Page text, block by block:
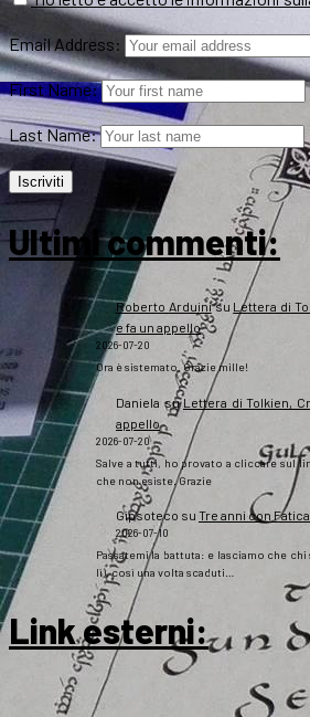
Email Address:
First Name:
Last Name:
Ultimi commenti:
Roberto Arduinisu Lettera di
e fa un appello
2026-07-20
Ora è sistemato. Grazie mille!
Daniela suLettera di Tolkien,
appello
2026-07-20
Salve a tutti, ho provato a cliccare sul
che non esiste. Grazie
Gipsoteco su Tre anni con
2026-07-10
Passatemi la battuta: e lasciamo che
lì), così una volta scaduti…
Link esterni: